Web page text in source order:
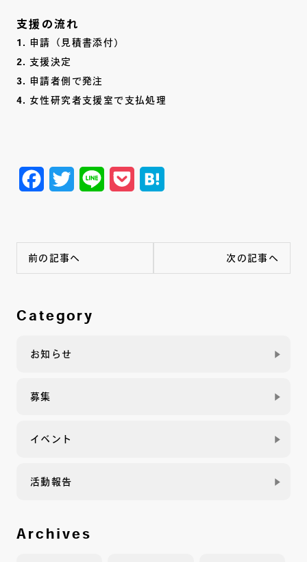
支援の流れ
申請（見積書添付）
支援決定
申請者側で発注
女性研究者支援室で支払処理
Facebook
TwitterLine Pocket
前の記事へ 次の記事へ
Category
お知らせ
募集
イベント
活動報告
Archives